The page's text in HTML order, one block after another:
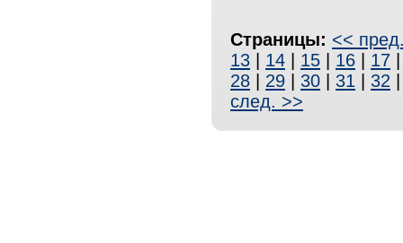
Страницы: <<
13
14 15 16 17
28
29 30 31 32
след. >>